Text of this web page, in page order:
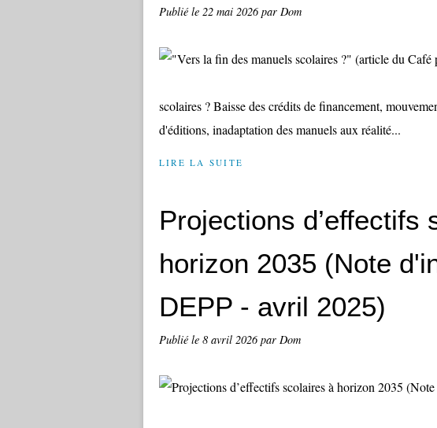
Publié le 22 mai 2026par Dom
scolaires ? Baisse des crédits de financement,
d'éditions, inadaptation des manuels aux réalité...
LIRE LA SUITE
Projections d’effectifs
horizon 2035 (Note
DEPP - avril 2025)
Publié le 8 avril 2026par Dom